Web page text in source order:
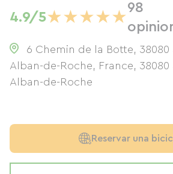
4.9/5★★★★★
98
6 Chemin de la Botte, 38080
Alban-de-Roche, France, 38080
Alban-de-Roche
Reservar una